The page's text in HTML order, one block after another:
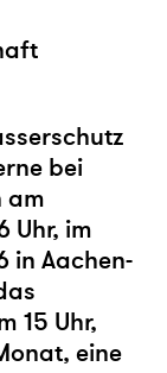
bei
am
Uhr, im
in Aachen-
15 Uhr,
eine